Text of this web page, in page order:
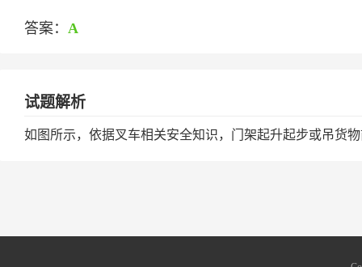
答案： A
试题解析
如图所示，依据叉车相关安全知识，门架起升起步或吊货